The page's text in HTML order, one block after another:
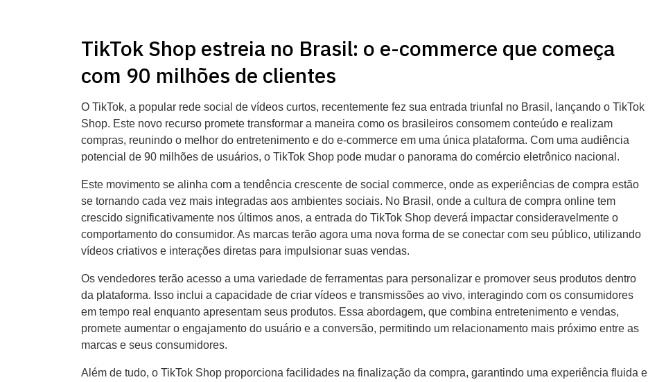
TikTok Shop estreia no Brasil: o e-commerce que começa
com 90 milhões de clientes
O TikTok, a popular rede social de vídeos curtos, recentemente fez sua entrada triunfal no Brasil, lançando o TikTok
Shop. Este novo recurso promete transformar a maneira como os brasileiros consomem conteúdo e realizam
compras, reunindo o melhor do entretenimento e do e-commerce em uma única plataforma. Com uma audiência
potencial de 90 milhões de usuários, o TikTok Shop pode mudar o panorama do comércio eletrônico nacional.
Este movimento se alinha com a tendência crescente de social commerce, onde as experiências de compra estão
se tornando cada vez mais integradas aos ambientes sociais. No Brasil, onde a cultura de compra online tem
crescido significativamente nos últimos anos, a entrada do TikTok Shop deverá impactar consideravelmente o
comportamento do consumidor. As marcas terão agora uma nova forma de se conectar com seu público, utilizando
vídeos criativos e interações diretas para impulsionar suas vendas.
Os vendedores terão acesso a uma variedade de ferramentas para personalizar e promover seus produtos dentro
da plataforma. Isso inclui a capacidade de criar vídeos e transmissões ao vivo, interagindo com os consumidores
em tempo real enquanto apresentam seus produtos. Essa abordagem, que combina entretenimento e vendas,
promete aumentar o engajamento do usuário e a conversão, permitindo um relacionamento mais próximo entre as
marcas e seus consumidores.
Além de tudo, o TikTok Shop proporciona facilidades na finalização da compra, garantindo uma experiência fluida e